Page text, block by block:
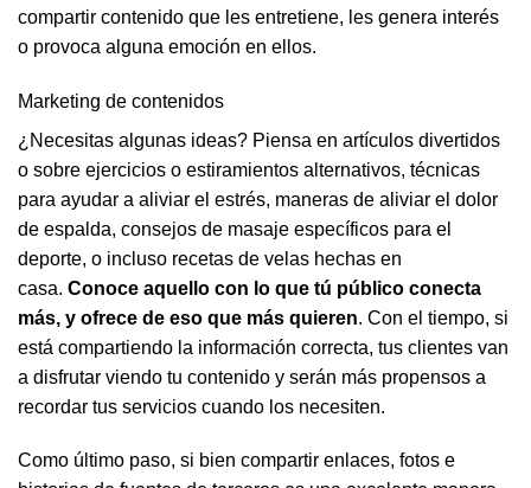
compartir contenido que les entretiene, les genera interés
o provoca alguna emoción en ellos.
Marketing de contenidos
¿Necesitas algunas ideas? Piensa en artículos divertidos
o sobre ejercicios o estiramientos alternativos, técnicas
para ayudar a aliviar el estrés, maneras de aliviar el dolor
de espalda, consejos de masaje específicos para el
deporte, o incluso recetas de velas hechas en
casa. Conoce aquello con lo que tú público conecta
más, y ofrece de eso que más quieren. Con el tiempo, si
está compartiendo la información correcta, tus clientes van
a disfrutar viendo tu contenido y serán más propensos a
recordar tus servicios cuando los necesiten.
Como último paso, si bien compartir enlaces, fotos e